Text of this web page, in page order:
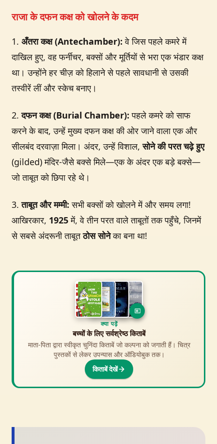
राजा के दफन कक्ष को खोलने के कदम
1. अँतरा कक्ष (Antechamber): वे जिस पहले कमरे में
दाखिल हुए, वह फर्नीचर, बक्सों और मूर्तियों से भरा एक भंडार कक्ष
था। उन्होंने हर चीज़ को हिलाने से पहले सावधानी से उसकी
तस्वीरें लीं और स्केच बनाए।
2.दफन कक्ष (Burial Chamber): पहले कमरे को साफ
करने के बाद, उन्हें मुख्य दफन कक्ष की ओर जाने वाला एक और
सीलबंद दरवाज़ा मिला। अंदर, उन्हें विशाल,सोने की परत चढ़े हुए
(gilded) मंदिर-जैसे बक्से मिले—एक के अंदर एक बड़े बक्से—
जो ताबूत को छिपा रहे थे।
3.ताबूत और मम्मी: सभी बक्सों को खोलने में और समय लगा!
आखिरकार, 1925में, वे तीन परत वाले ताबूतों तक पहुँचे, जिनमें
से सबसे अंदरूनी ताबूतठोस सोनेका बना था!
क्या देखें
बच्चों के लिए इतिहास फिल्में और शो
माता-पिता द्वारा स्वीकृत चुनिंदा फिल्में जो इतिहास को जीवंत करती हैं।
एनिमेटेड एडवेंचर से लेकर महाकाव्य डॉक्यूमेंट्री तक।
देखें
क्या पढ़ें
बच्चों के लिए सर्वश्रेष्ठ किताबें
माता-पिता द्वारा स्वीकृत चुनिंदा किताबें जो कल्पना को जगाती हैं। चित्र
पुस्तकों से लेकर उपन्यास और ऑडियोबुक तक।
किताबें देखें